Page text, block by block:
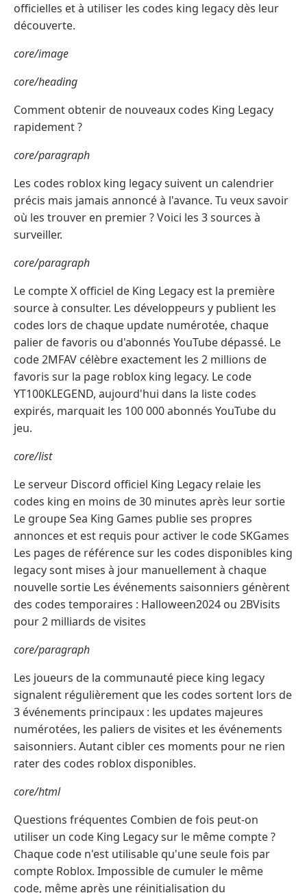
officielles et à utiliser les codes king legacy dès leur
découverte.
core/image
core/heading
Comment obtenir de nouveaux codes King Legacy
rapidement ?
core/paragraph
Les codes roblox king legacy suivent un calendrier
précis mais jamais annoncé à l'avance. Tu veux savoir
où les trouver en premier ? Voici les 3 sources à
surveiller.
core/paragraph
Le compte X officiel de King Legacy est la première
source à consulter. Les développeurs y publient les
codes lors de chaque update numérotée, chaque
palier de favoris ou d'abonnés YouTube dépassé. Le
code 2MFAV célèbre exactement les 2 millions de
favoris sur la page roblox king legacy. Le code
YT100KLEGEND, aujourd'hui dans la liste codes
expirés, marquait les 100 000 abonnés YouTube du
jeu.
core/list
Le serveur Discord officiel King Legacy relaie les
codes king en moins de 30 minutes après leur sortie
Le groupe Sea King Games publie ses propres
annonces et est requis pour activer le code SKGames
Les pages de référence sur les codes disponibles king
legacy sont mises à jour manuellement à chaque
nouvelle sortie Les événements saisonniers génèrent
des codes temporaires : Halloween2024 ou 2BVisits
pour 2 milliards de visites
core/paragraph
Les joueurs de la communauté piece king legacy
signalent régulièrement que les codes sortent lors de
3 événements principaux : les updates majeures
numérotées, les paliers de visites et les événements
saisonniers. Autant cibler ces moments pour ne rien
rater des codes roblox disponibles.
core/html
Questions fréquentes Combien de fois peut-on
utiliser un code King Legacy sur le même compte ?
Chaque code n'est utilisable qu'une seule fois par
compte Roblox. Impossible de cumuler le même
code, même après une réinitialisation du